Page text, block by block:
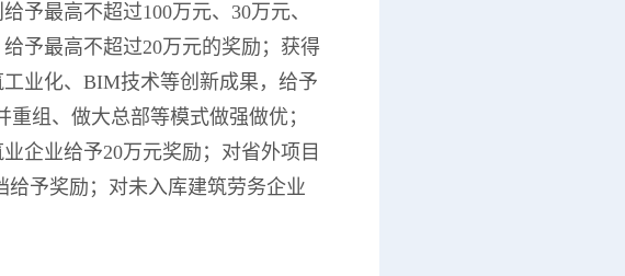
予最高不超过100万元、30万元、
予最高不超过20万元的奖励；获得
业化、BIM技术等创新成果，给予
组、做大总部等模式做强做优；
企业给予20万元奖励；对省外项目
予奖励；对未入库建筑劳务企业